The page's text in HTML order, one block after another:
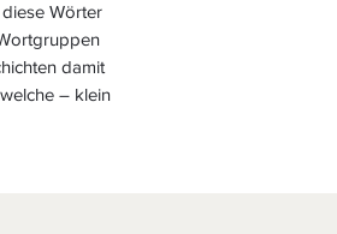
Wörter
damit
– klein